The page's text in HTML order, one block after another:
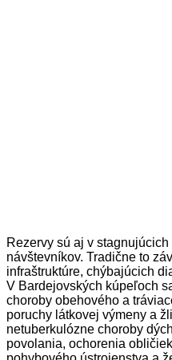
Rezervy sú aj v
návštevníkov. Tradične to
infraštruktúre, chýbajúcich
V Bardejovských kúpeľoch
choroby obehového a
poruchy látkovej výmeny a
netuberkulózne choroby
povolania, ochorenia